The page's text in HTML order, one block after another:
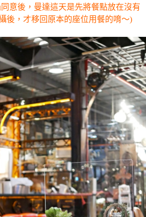
意後，曼達這天是先將餐點放在沒有
後，才移回原本的座位用餐的唷～)